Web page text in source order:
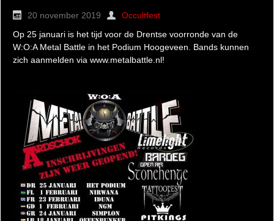
20 november 2019
Occultfest
Op 25 januari is het tijd voor de Drentse voorronde van de
W:O:A Metal Battle in het Podium Hoogeveen. Bands kunnen
zich aanmelden via www.metalbattle.nl!